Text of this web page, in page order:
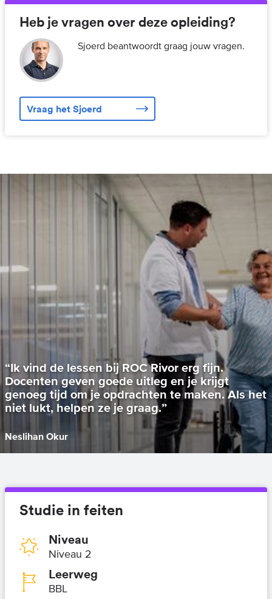
Heb je vragen over deze opleiding?
Sjoerd beantwoordt graag jouw vragen.
Vraag het Sjoerd
“Ik vind de lessen bij ROC Rivor erg fijn.
Docenten geven goede uitleg en je krijgt
genoeg tijd om je opdrachten te maken. Als het
niet lukt, helpen ze je graag.”
Neslihan Okur
Studie in feiten
Niveau
Niveau 2
Leerweg
BBL